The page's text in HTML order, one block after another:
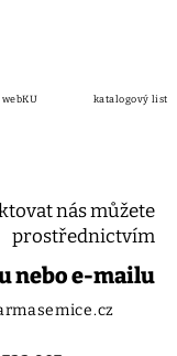
katalogový list
nás můžete
prostřednictvím
nebo e-mailu